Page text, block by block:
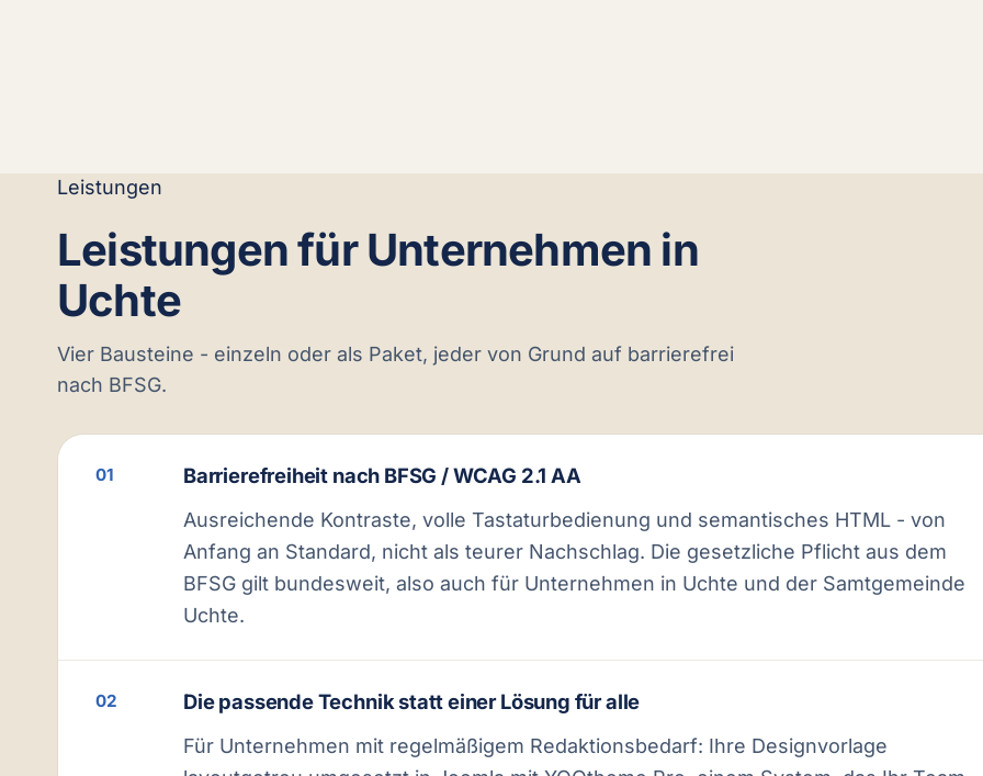
Leistungen
Leistungen für Unternehmen in
Uchte
Vier Bausteine - einzeln oder als Paket, jeder von Grund auf barrierefrei
nach BFSG.
01 Barrierefreiheit nach BFSG / WCAG 2.1 AA
Ausreichende Kontraste, volle Tastaturbedienung und semantisches HTML - von
Anfang an Standard, nicht als teurer Nachschlag. Die gesetzliche Pflicht aus dem
BFSG gilt bundesweit, also auch für Unternehmen in Uchte und der Samtgemeinde
Uchte.
02 Die passende Technik statt einer Lösung für alle
Für Unternehmen mit regelmäßigem Redaktionsbedarf: Ihre Designvorlage